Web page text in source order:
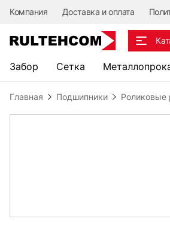
Компания Доставка и оплата
Забор Сетка
Главная Подшипники Роликовые